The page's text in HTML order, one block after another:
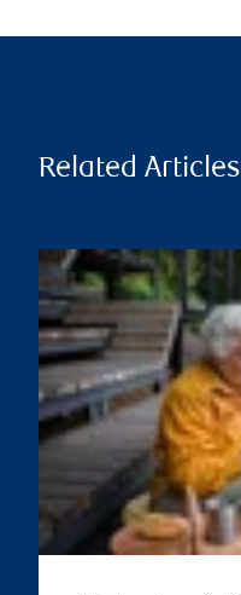
Related Articles